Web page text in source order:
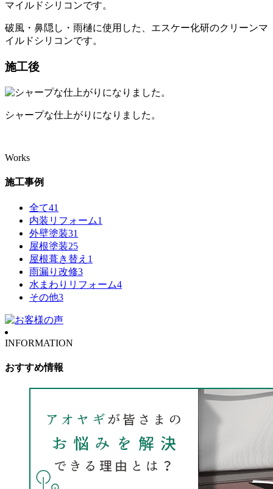
破風・鼻隠し・雨樋に使用した、エスケー化研のクリーンマ
イルドシリコンです。
施工後
シャープな仕上がりになりました。
Works
施工事例
全て41
内装リフォーム1
外壁塗装31
屋根塗装25
屋根葺き替え 1
雨漏り改修3
水まわりリフォーム4
その他3
INFORMATION
おすすめ情報